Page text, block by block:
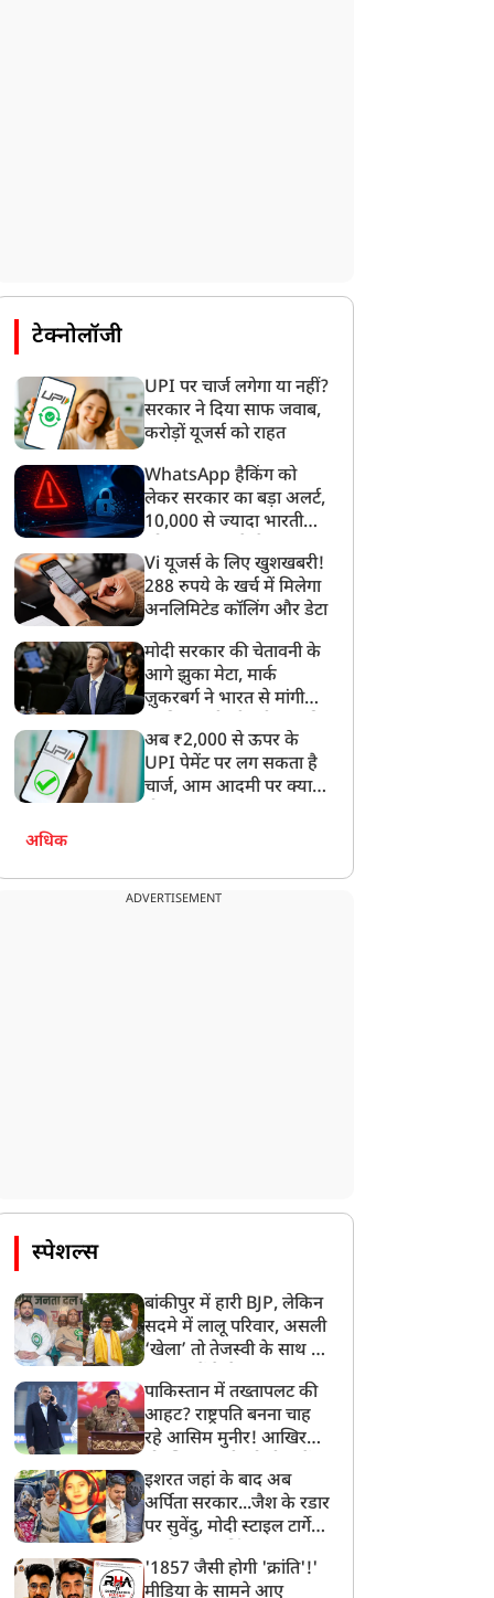
टेक्नोलॉजी
UPI पर चार्ज लगेगा या नहीं?
सरकार ने दिया साफ जवाब,
करोड़ों यूजर्स को राहत
WhatsApp हैकिंग को
लेकर सरकार का बड़ा अलर्ट,
10,000 से ज्यादा भारतीयों
गया
Vi यूजर्स के लिए खुशखबरी!
288 रुपये के खर्च में मिलेगा
अनलिमिटेड कॉलिंग और डेटा
मोदी सरकार की चेतावनी के
आगे झुका मेटा, मार्क
ज़ुकरबर्ग ने भारत से मांगी
अब ₹2,000 से ऊपर के
UPI पेमेंट पर लग सकता है
चार्ज, आम आदमी पर क्या
अधिक
ADVERTISEMENT
स्पेशल्स
बांकीपुर में हारी BJP, लेकिन
सदमे में लालू परिवार, असली
‘खेला’ तो तेजस्वी के साथ हो
पाकिस्तान में तख्तापलट की
आहट? राष्ट्रपति बनना चाह
रहे आसिम मुनीर! आखिर
बनाया मोहरा?
इशरत जहां के बाद अब
अर्पिता सरकार...जैश के रडार
पर सुवेंदु, मोदी स्टाइल टार्गेट
बड़ा एक्शन!
'1857 जैसी होगी 'क्रांति'!'
मीडिया के सामने आए